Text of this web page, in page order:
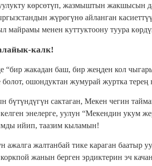
көрсөтүп, жазмыштын жакшысын
жүрөгүнө айланган
майрамы менен куттуктоону туура
калк!
“бир жакадан баш, бир жеңден кол
болот, ошондуктан жумурай журтка
бүтүндүгүн сактаган, Мекен чегин
энелерге, уулун “Мекендин укум
ийип, таазим кыламын!
ажалга жалтанбай тике караган баатыр
жанын берген эрдиктерин эч